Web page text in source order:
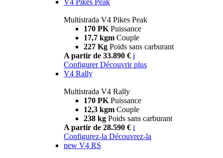
Multistrada V4 Pikes Peak
170 PK Puissance
17,7 kgm Couple
227 Kg Poids sans carburant
A partir de 33.890 € i
Configurer Découvrir plus
V4 Rally
Multistrada V4 Rally
170 PK Puissance
12,3 kgm Couple
238 kg Poids sans carburant
A partir de 28.590 € i
Configurez-la Découvrez-la
new V4 RS